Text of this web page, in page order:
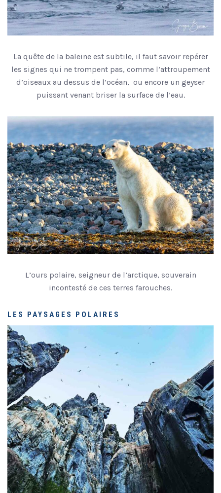
La quête de la baleine est subtile, il faut savoir repérer
les signes qui ne trompent pas, comme l’attroupement
d’oiseaux au dessus de l’océan, ou encore un geyser
puissant venant briser la surface de l’eau.
L’ours polaire, seigneur de l’arctique, souverain
incontesté de ces terres farouches.
LES PAYSAGES POLAIRES